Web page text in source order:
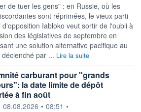
de tuer les gens" : en Russie, où les
sont réprimées, le vieux parti
d'opposition Iabloko veut sortir de l'oubli à
des législatives de septembre en
une solution alternative pacifique au
déclenché par ... Lire la suite
carburant pour "grands
la date limite de dépôt
à fin août
fournie par
08.08.2026 • 08:51 •